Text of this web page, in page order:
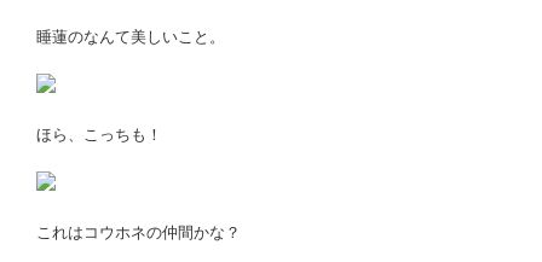
睡蓮のなんて美しいこと。
ほら、こっちも！
これはコウホネの仲間かな？